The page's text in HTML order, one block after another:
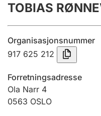
Årsregnskap
Innsending og
Tinglysing
Jeger
TOBIAS
Organisasjonsnummer
917 625 212
Forretningsadresse
Ola Narr 4
0563 OSLO